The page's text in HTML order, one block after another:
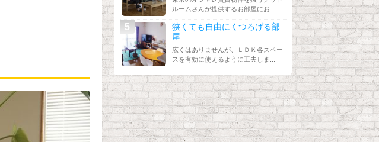
ルームさんが提供するお部屋にお...
狭くても自由にくつろげる部
屋
広くはありませんが、ＬＤＫ各スペー
スを有効に使えるように工夫しま...